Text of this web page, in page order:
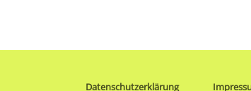
Datenschutzerklärung